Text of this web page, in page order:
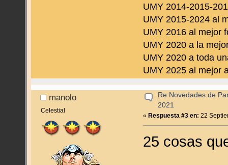
UMY 2014-2015-
UMY 2015-2024 al
UMY 2016 al mejor
UMY 2020 a la
UMY 2020 a toda
UMY 2025 al mejor
manolo
Celestial
Re:Novedades de
2021
« Respuesta #3 en: 22
25 cosas